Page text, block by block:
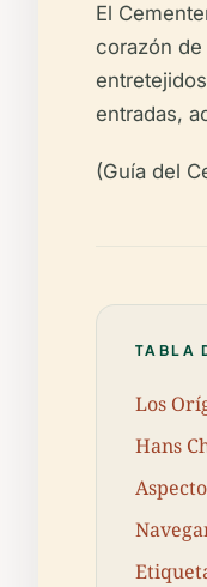
El
corazón
entradas,
(Guía del
TABLA
Los
Hans